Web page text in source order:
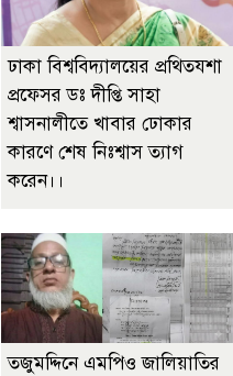
ঢাকা বিশ্ববিদ্যালয়ের প্রথিতযশা
প্রফেসর ডঃ দীপ্তি সাহা
শ্বাসনালীতে খাবার ঢোকার
কারণে শেষ নিঃশ্বাস ত্যাগ
করেন।।
তজুমদ্দিনে এমপিও জালিয়াতির